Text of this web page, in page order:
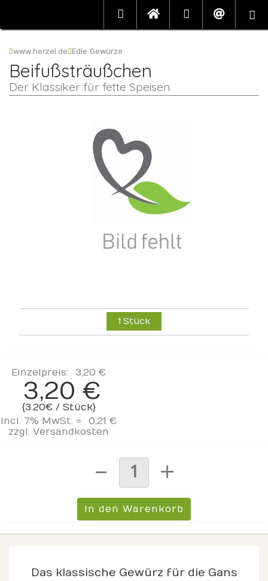
www.herzel.de Edle Gewürze
Beifußsträußchen
Der Klassiker für fette Speisen
1 Stück
Einzelpreis: 3,20 €
3,20 €
{3.20€ / Stück}
incl. 7% MwSt. =
0,21 €
zzgl. Versandkosten
Das klassische Gewürz für die Gans